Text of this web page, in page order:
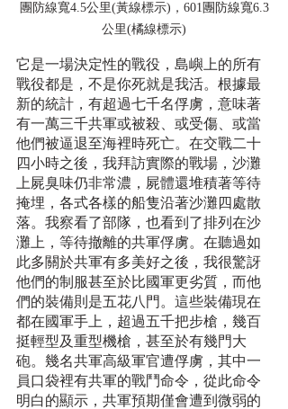
團防線寬4.5公里(黃線標示)，601團防線寬6.3
公里(橘線標示)
它是一場決定性的戰役，島嶼上的所有
戰役都是，不是你死就是我活。根據最
新的統計，有超過七千名俘虜，意味著
有一萬三千共軍或被殺、或受傷、或當
他們被逼退至海裡時死亡。在交戰二十
四小時之後，我拜訪實際的戰場，沙灘
上屍臭味仍非常濃，屍體還堆積著等待
掩埋，各式各樣的船隻沿著沙灘四處散
落。我察看了部隊，也看到了排列在沙
灘上，等待撤離的共軍俘虜。在聽過如
此多關於共軍有多美好之後，我很驚訝
他們的制服甚至於比國軍更劣質，而他
們的裝備則是五花八門。這些裝備現在
都在國軍手上，超過五千把步槍，幾百
挺輕型及重型機槍，甚至於有幾門大
砲。幾名共軍高級軍官遭俘虜，其中一
員口袋裡有共軍的戰鬥命令，從此命令
明白的顯示，共軍預期僅會遭到微弱的